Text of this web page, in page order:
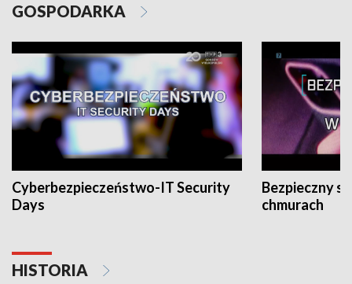
GOSPODARKA
Cyberbezpieczeństwo-IT Security
Days
Bezpieczny
chmurach
HISTORIA